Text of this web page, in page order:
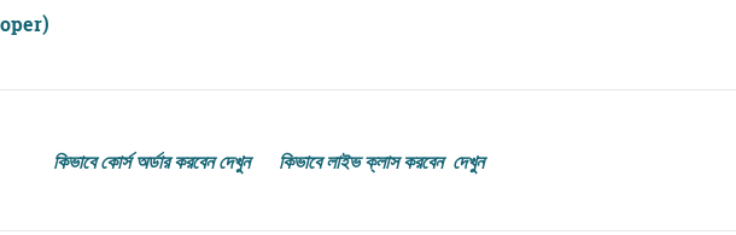
কিভাবে কোর্স অর্ডার করবেন দেখুন কিভাবে লাইভ ক্লাস করবেন দেখুন